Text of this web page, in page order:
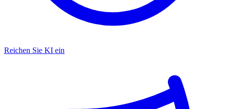
Reichen Sie KI ein